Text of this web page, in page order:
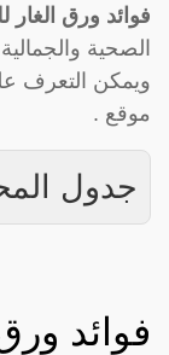
فوائد ورق الغار
الصحية
ويمكن التعرف
موقع .
جدول
فوائد